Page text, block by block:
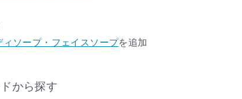
ィソープ・フェイスソープを追加
から探す